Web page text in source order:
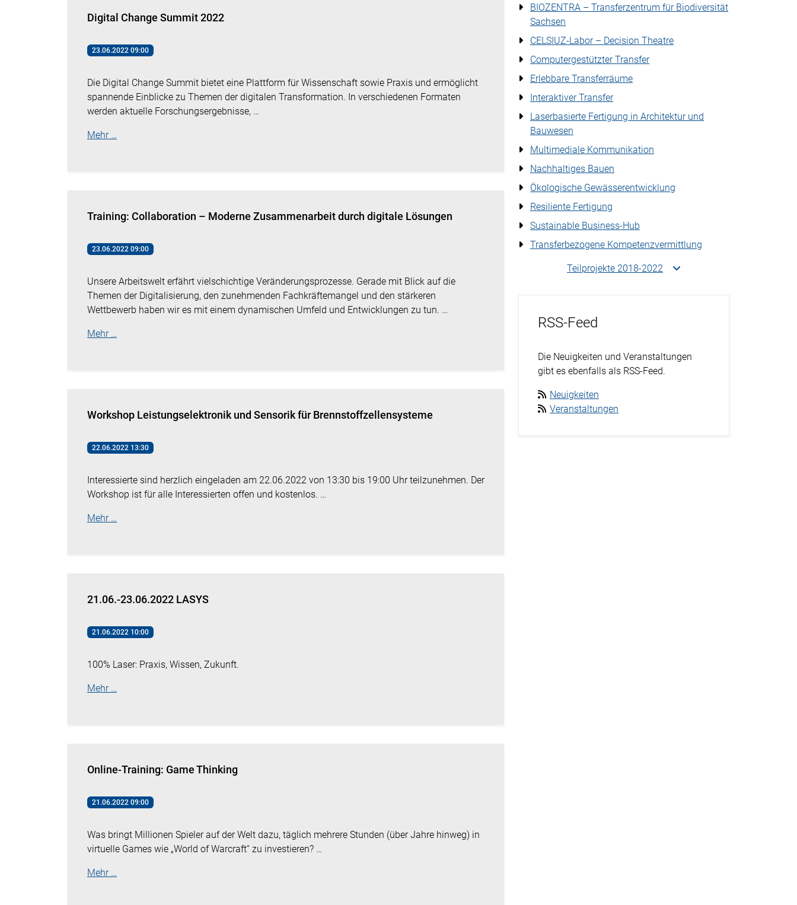
Digital Change Summit 2022
23.06.2022 09:00
Die Digital Change Summit bietet eine Plattform für Wissenschaft sowie Praxis und ermöglicht
spannende Einblicke zu Themen der digitalen Transformation. In verschiedenen Formaten
werden aktuelle Forschungsergebnisse, …
Mehr …
Training: Collaboration – Moderne Zusammenarbeit durch digitale Lösungen
23.06.2022 09:00
Unsere Arbeitswelt erfährt vielschichtige Veränderungsprozesse. Gerade mit Blick auf die
Themen der Digitalisierung, den zunehmenden Fachkräftemangel und den stärkeren
Wettbewerb haben wir es mit einem dynamischen Umfeld und Entwicklungen zu tun. …
Mehr …
Workshop Leistungselektronik und Sensorik für Brennstoffzellensysteme
22.06.2022 13:30
Interessierte sind herzlich eingeladen am 22.06.2022 von 13:30 bis 19:00 Uhr teilzunehmen. Der
Workshop ist für alle Interessierten offen und kostenlos. …
Mehr …
21.06.-23.06.2022 LASYS
21.06.2022 10:00
100% Laser: Praxis, Wissen, Zukunft.
Mehr …
Online-Training: Game Thinking
21.06.2022 09:00
Was bringt Millionen Spieler auf der Welt dazu, täglich mehrere Stunden (über Jahre hinweg) in
virtuelle Games wie „World of Warcraft“ zu investieren? …
Mehr …
BIOZENTRA – Transferzentrum für Biodiversität
Sachsen
CELSIUZ-Labor – Decision Theatre
Computergestützter Transfer
Erlebbare Transferräume
Interaktiver Transfer
Laserbasierte Fertigung in Architektur und
Bauwesen
Multimediale Kommunikation
Nachhaltiges Bauen
Ökologische Gewässerentwicklung
Resiliente Fertigung
Sustainable Business-Hub
Transferbezogene Kompetenzvermittlung
Teilprojekte 2018-2022
RSS-Feed
Die Neuigkeiten und Veranstaltungen
gibt es ebenfalls als RSS-Feed.
Neuigkeiten
Veranstaltungen